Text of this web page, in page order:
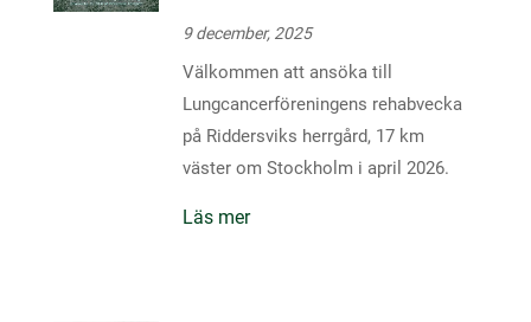
9 december, 2025
Välkommen att ansöka till
Lungcancerföreningens rehabvecka
på Riddersviks herrgård, 17 km
väster om Stockholm i april 2026.
Läs mer